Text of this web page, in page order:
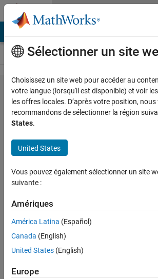
Passer au contenu
Problem
44276.
Simple
spirometer
- find your
lung
capacity
from the
number
and size
of soap
bubbles in
one breath
Sélectionner un site
Choisissez un site web pour accéder au
votre langue (lorsqu'il est disponible) et voir
les offres locales. D’après votre position, nous
recommandons de sélectionner la région
States.
United States
Vous pouvez également sélectionner un site
suivante :
Amériques
América Latina (Español)
Canada (English)
United States (English)
Europe